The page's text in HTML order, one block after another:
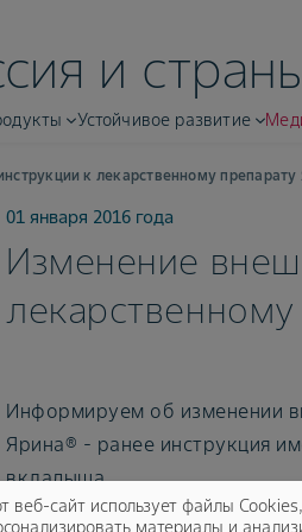
и
Устойчивое развитие
к лекарственному препарату
01 января 2016 года
Изменение
Информируем об изменении
Ярина® - ранее инструкция
вкладыша.
веб-сайт использует файлы
материалы и